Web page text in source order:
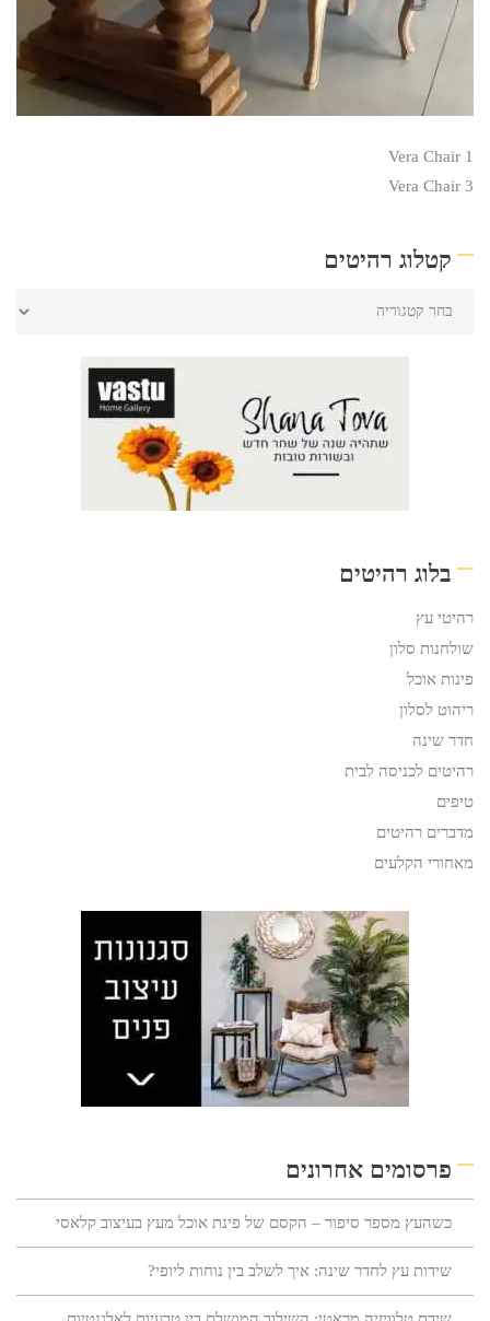
Vera Chair 1
Vera Chair 3
קטלוג רהיטים
בלוג רהיטים
רהיטי עץ
שולחנות סלון
פינות אוכל
ריהוט לסלון
חדר שינה
רהיטים לכניסה לבית
טיפים
מדברים רהיטים
מאחורי הקלעים
פרסומים אחרונים
כשהעץ מספר סיפור – הקסם של פינת אוכל מעץ בעיצוב קלאסי
שידות עץ לחדר שינה: איך לשלב בין נוחות ליופי?